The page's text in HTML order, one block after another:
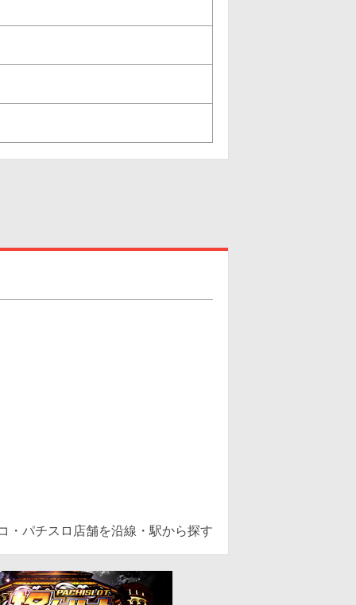
・パチスロ店舗を沿線・駅から探す